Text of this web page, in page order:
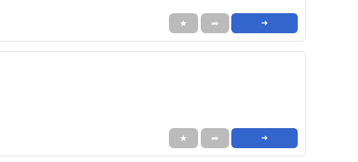
★ ➦ ➜
★ ➦ ➜